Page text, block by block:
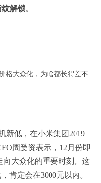
纹解锁。
新低，在小米集团2019
周受资表示，12月份即
向大众化的重要时刻。这
肯定会在3000元以内。